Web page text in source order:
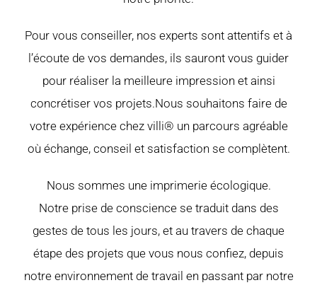
Pour vous conseiller, nos experts sont attentifs et à
l’écoute de vos demandes, ils sauront vous guider
pour réaliser la meilleure impression et ainsi
concrétiser vos projets.Nous souhaitons faire de
votre expérience chez villi® un parcours agréable
où échange, conseil et satisfaction se complètent.
Nous sommes une imprimerie écologique.
Notre prise de conscience se traduit dans des
gestes de tous les jours, et au travers de chaque
étape des projets que vous nous confiez, depuis
notre environnement de travail en passant par notre